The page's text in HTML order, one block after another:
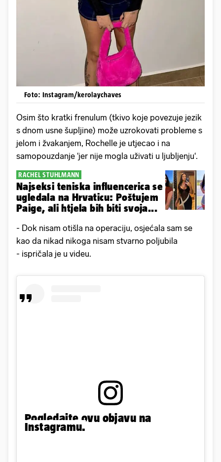
Foto: Instagram/kerolaychaves
Osim što kratki frenulum (tkivo koje povezuje jezik
s dnom usne šupljine) može uzrokovati probleme s
jelom i žvakanjem, Rochelle je utjecao i na
samopouzdanje ‘jer nije mogla uživati u ljubljenju‘.
RACHEL STUHLMANN
Najseksi teniska influencerica se
ugledala na Hrvaticu: Poštujem
Paige, ali htjela bih biti svoja...
- Dok nisam otišla na operaciju, osjećala sam se
kao da nikad nikoga nisam stvarno poljubila
- ispričala je u videu.
Pogledajte ovu objavu na
Instagramu.